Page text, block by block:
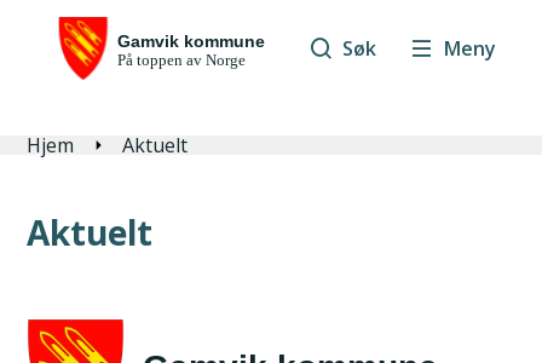
Søk Meny
Du er her:
Hjem Aktuelt
Aktuelt